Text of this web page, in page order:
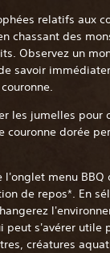
relatifs aux
chassant des
Observez un
savoir
les jumelles pour
couronne dorée
l'onglet menu BBQ
de repos*. En
peut s'avérer utile
créatures